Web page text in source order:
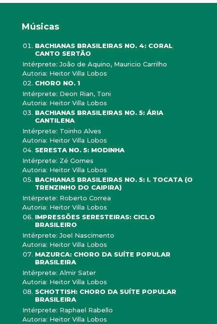
Músicas
BACHIANAS BRASILEIRAS NO. 4: CORAL
CANTO SERTÃO
Intérprete: João de Aquino, Mauricio Carrilho
Autoria: Heitor Villa Lobos
CHORO NO. 1
Intérprete: Deon Rian, Toni
Autoria: Heitor Villa Lobos
BACHIANAS BRASILEIRAS NO. 5: ÁRIA
CANTILENA
Intérprete: Toinho Alves
Autoria: Heitor Villa Lobos
SERESTA NO. 5: MODINHA
Intérprete: Zé Gomes
Autoria: Heitor Villa Lobos
BACHIANAS BRASILEIRAS NO. 5: I. TOCATA (O
TRENZINHO DO CAIPIRA)
Intérprete: Roberto Correa
Autoria: Heitor Villa Lobos
IMPRESSÕES SERESTEIRAS: CICLO
BRASILEIRO
Intérprete: Joel Nascimento
Autoria: Heitor Villa Lobos
MAZURCA: CHORO DA SUÍTE POPULAR
BRASILEIRA
Intérprete: Almir Sater
Autoria: Heitor Villa Lobos
SCHOTTISH: CHORO DA SUÍTE POPULAR
BRASILEIRA
Intérprete: Raphael Rabello
Autoria: Heitor Villa Lobos